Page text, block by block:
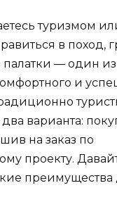
туризмом
в поход,
— один
и
варианта:
на заказ по
проекту.
преимущества